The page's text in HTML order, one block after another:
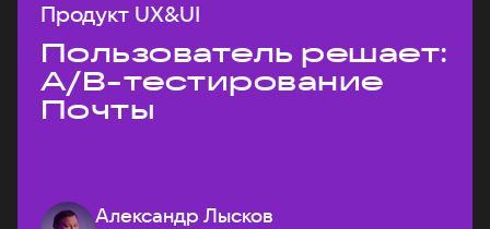
Продукт UX&UI
Пользователь решает:
A/B-тестирование
Почты
Александр Лысков